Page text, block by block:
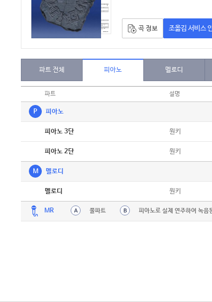
곡 정보 조옮김 서비스
파트 전체 피아노 멜로디
파트 설명
P 피아노
피아노 3단 원키
피아노 2단 원키
M 멜로디
멜로디 원키
MR A 풀파트 B 피아노로 실제 연주하여 녹음